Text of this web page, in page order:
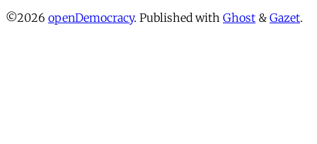
©2026 openDemocracy. Published with Ghost & Gazet.